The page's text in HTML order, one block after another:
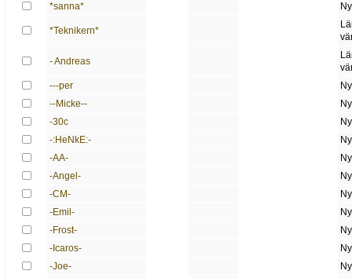
*sanna*
*Teknikern*
- Andreas
---per
--Micke--
-30c
-:HeNkE:-
-AA-
-Angel-
-CM-
-Emil-
-Frost-
-Icaros-
-Joe-